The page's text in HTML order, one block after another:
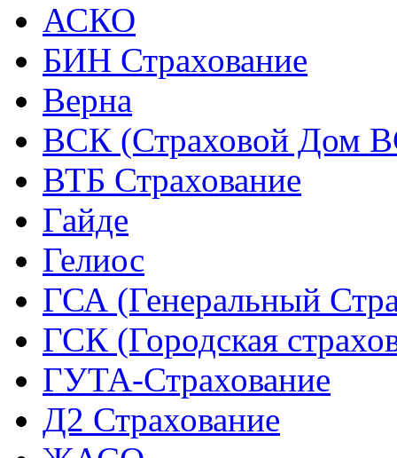
АСКО
БИН Страхование
Верна
ВСК (Страховой Дом
ВТБ Страхование
Гайде
Гелиос
ГСА (Генеральный
ГСК (Городская
ГУТА-Страхование
Д2 Страхование